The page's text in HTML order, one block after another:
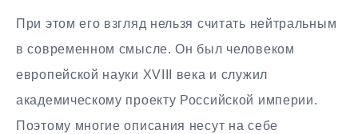
При этом его взгляд нельзя считать нейтральным
в современном смысле. Он был человеком
европейской науки XVIII века и служил
академическому проекту Российской империи.
Поэтому многие описания несут на себе